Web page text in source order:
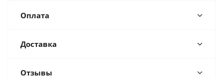
Оплата
Доставка
Отзывы